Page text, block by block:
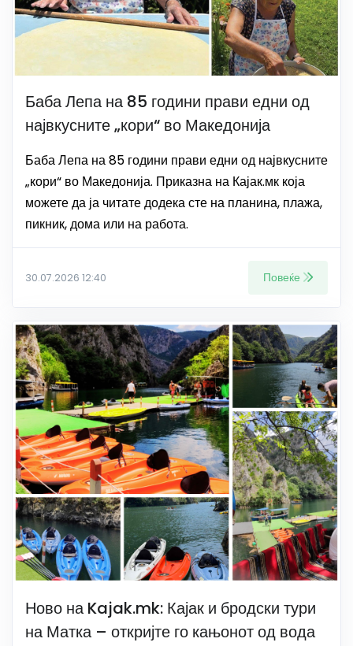
Баба Лепа на 85 години прави едни од
највкусните „кори“ во Македонија
Баба Лепа на 85 години прави едни од највкусните
„кори“ во Македонија. Приказна на Кајак.мк која
можете да ја читате додека сте на планина, плажа,
пикник, дома или на работа.
30.07.2026 12:40 Повеќе
Ново на Kajak.mk: Кајак и бродски тури
на Матка – откријте го кањонот од вода